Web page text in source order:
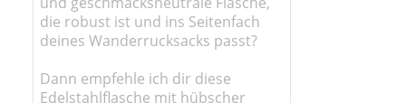
die robust ist und ins Seitenfach
deines Wanderrucksacks passt?
Dann empfehle ich dir diese
Edelstahlflasche mit hübscher